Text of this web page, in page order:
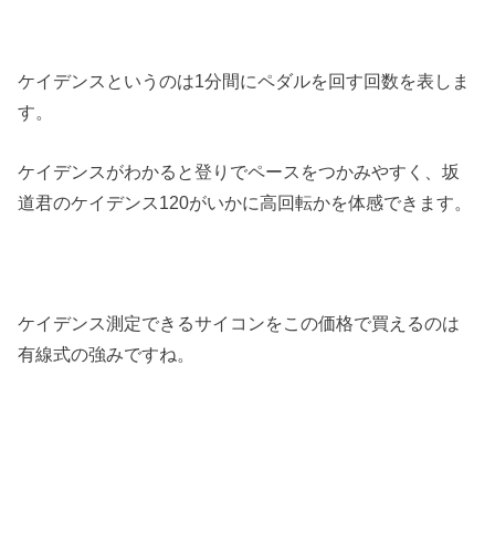
ケイデンスというのは1分間にペダルを回す回数を表しま
す。
ケイデンスがわかると登りでペースをつかみやすく、坂
道君のケイデンス120がいかに高回転かを体感できます。
ケイデンス測定できるサイコンをこの価格で買えるのは
有線式の強みですね。